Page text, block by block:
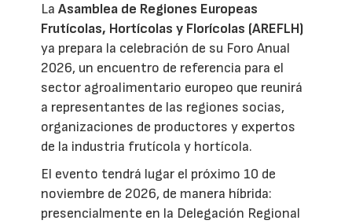
LaAsamblea de Regiones Europeas
Frutícolas, Hortícolas y Florícolas (AREFLH)
ya prepara la celebración de su Foro Anual
2026, un encuentro de referencia para el
sector agroalimentario europeo que reunirá
a representantes de las regiones socias,
organizaciones de productores y expertos
de la industria frutícola y hortícola.
El evento tendrá lugar el próximo 10 de
noviembre de 2026, de manera híbrida:
presencialmente en la Delegación Regional